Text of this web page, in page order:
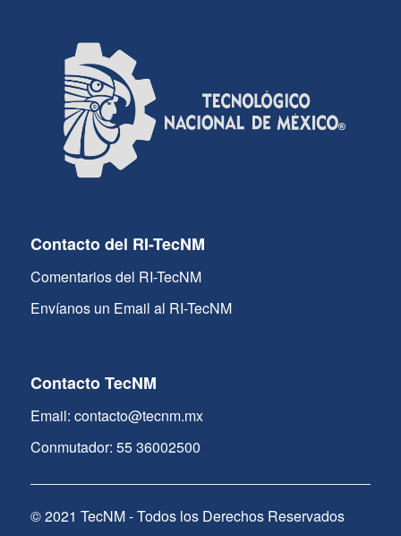
Contacto del RI-TecNM
Comentarios del RI-TecNM
Envíanos un Email al RI-TecNM
Contacto TecNM
Email: contacto@tecnm.mx
Conmutador: 55 36002500
© 2021 TecNM - Todos los Derechos Reservados